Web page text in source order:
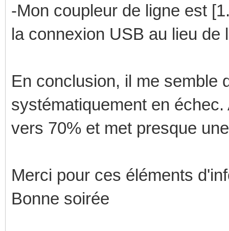
-Mon coupleur de ligne est
la connexion USB au lieu de
En conclusion, il me semble
systématiquement en
vers 70% et met presque
Merci pour ces éléments
Bonne soirée